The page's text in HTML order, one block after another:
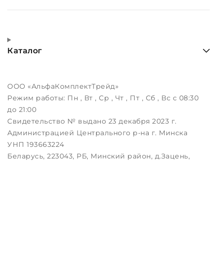
Каталог
ООО «АльфаКомплектТрейд»
Режим работы: Пн , Вт , Ср , Чт , Пт , Сб , Вс c 08:30
до 21:00
Свидетельство № выдано 23 декабря 2023 г.
Администрацией Центрального р-на г. Минска
УНП 193663224
Беларусь, 223043, РБ, Минский район, д.Зацень,